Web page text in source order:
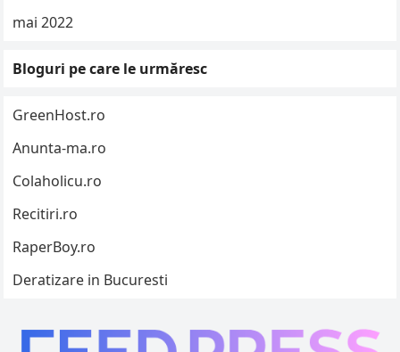
mai 2022
Bloguri pe care le urmăresc
GreenHost.ro
Anunta-ma.ro
Colaholicu.ro
Recitiri.ro
RaperBoy.ro
Deratizare in Bucuresti